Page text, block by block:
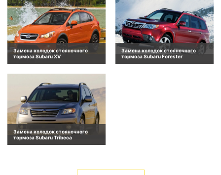
Замена колодок стояночного
тормоза Subaru XV
Замена колодок стояночного
тормоза Subaru Forester
Замена колодок стояночного
тормоза Subaru Tribeca